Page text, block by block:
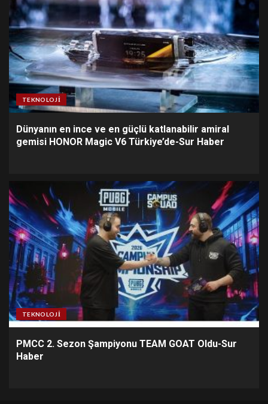
TEKNOLOJI
Dünyanın en ince ve en güçlü katlanabilir amiral
gemisi HONOR Magic V6 Türkiye’de-Sur Haber
TEKNOLOJI
PMCC 2. Sezon Şampiyonu TEAM GOAT Oldu-Sur
Haber